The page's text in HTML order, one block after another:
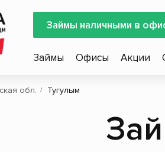
Займы наличными в
Займы Офисы Акции
обл. Тугулым